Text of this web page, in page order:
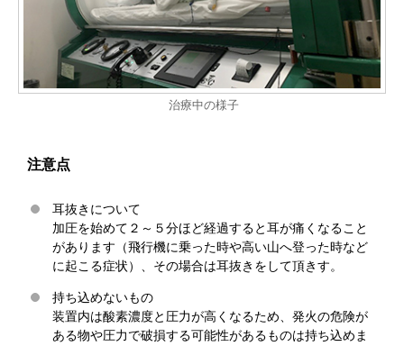
治療中の様子
注意点
耳抜きについて
加圧を始めて２～５分ほど経過すると耳が痛くなること
があります（飛行機に乗った時や高い山へ登った時など
に起こる症状）、その場合は耳抜きをして頂きす。
持ち込めないもの
装置内は酸素濃度と圧力が高くなるため、発火の危険が
ある物や圧力で破損する可能性があるものは持ち込めま